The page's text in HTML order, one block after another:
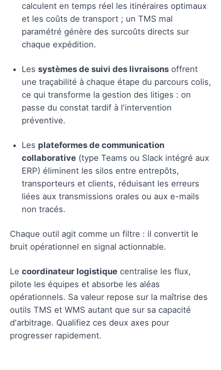
calculent en temps réel les itinéraires optimaux
et les coûts de transport ; un TMS mal
paramétré génère des surcoûts directs sur
chaque expédition.
Les systèmes de suivi des livraisons offrent
une traçabilité à chaque étape du parcours colis,
ce qui transforme la gestion des litiges : on
passe du constat tardif à l'intervention
préventive.
Les plateformes de communication
collaborative (type Teams ou Slack intégré aux
ERP) éliminent les silos entre entrepôts,
transporteurs et clients, réduisant les erreurs
liées aux transmissions orales ou aux e-mails
non tracés.
Chaque outil agit comme un filtre : il convertit le
bruit opérationnel en signal actionnable.
Le coordinateur logistique centralise les flux,
pilote les équipes et absorbe les aléas
opérationnels. Sa valeur repose sur la maîtrise des
outils TMS et WMS autant que sur sa capacité
d'arbitrage. Qualifiez ces deux axes pour
progresser rapidement.